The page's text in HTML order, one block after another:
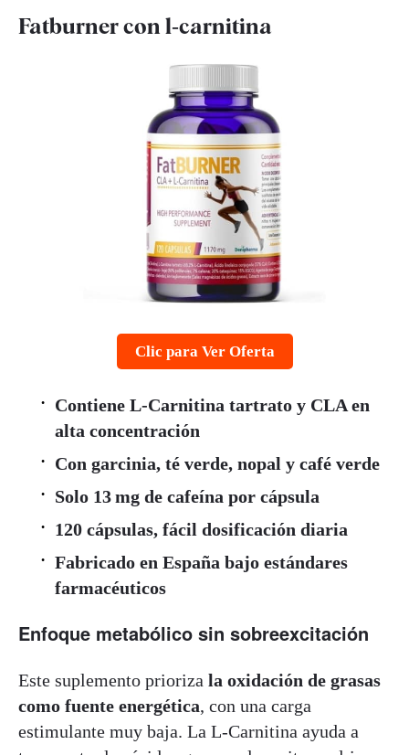
Fatburner con l‑carnitina
Clic para Ver Oferta
Contiene L‑Carnitina tartrato y CLA en
alta concentración
Con garcinia, té verde, nopal y café verde
Solo 13 mg de cafeína por cápsula
120 cápsulas, fácil dosificación diaria
Fabricado en España bajo estándares
farmacéuticos
Enfoque metabólico sin sobreexcitación
Este suplemento prioriza la oxidación de grasas
como fuente energética, con una carga
estimulante muy baja. La L‑Carnitina ayuda a